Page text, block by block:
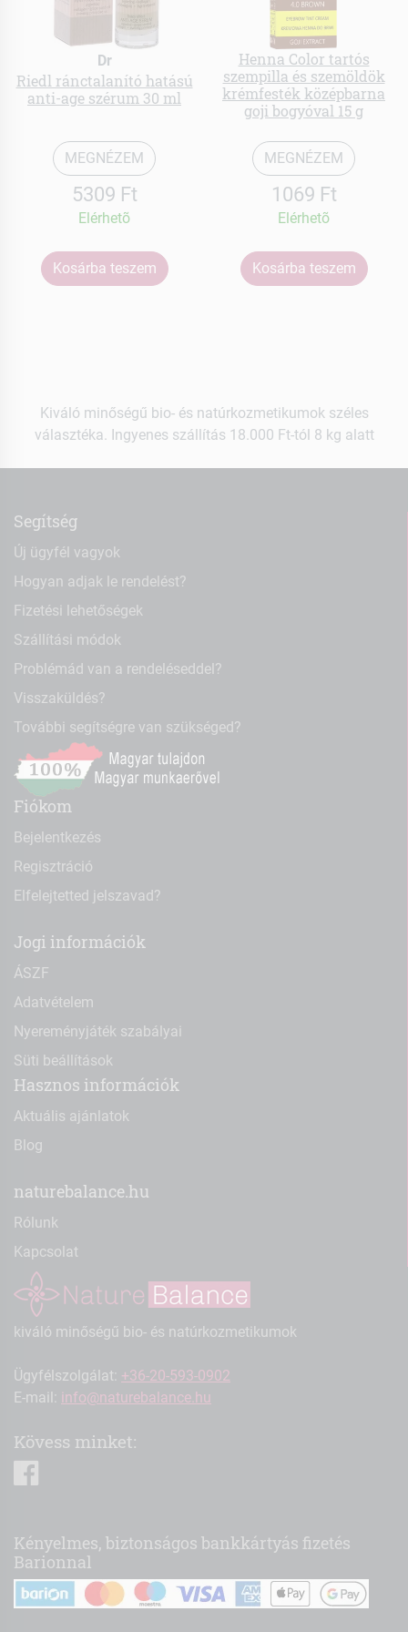
Dr
Riedl ránctalanító hatású
anti-age szérum 30 ml
MEGNÉZEM
5309 Ft
Elérhetõ
Kosárba teszem
Henna Color tartós
szempilla és szemöldök
krémfesték középbarna
goji bogyóval 15 g
MEGNÉZEM
1069 Ft
Elérhetõ
Kosárba teszem
Kiváló minőségű bio- és natúrkozmetikumok széles
választéka. Ingyenes szállítás 18.000 Ft-tól 8 kg alatt
Segítség
Új ügyfél vagyok
Hogyan adjak le rendelést?
Fizetési lehetőségek
Szállítási módok
Problémád van a rendeléseddel?
Visszaküldés?
További segítségre van szükséged?
Fiókom
Bejelentkezés
Regisztráció
Elfelejtetted jelszavad?
Jogi információk
ÁSZF
Adatvételem
Nyereményjáték szabályai
Süti beállítások
Hasznos információk
Aktuális ajánlatok
Blog
naturebalance.hu
Rólunk
Kapcsolat
kiváló minőségű bio- és natúrkozmetikumok
Ügyfélszolgálat: +36-20-593-0902
E-mail: info@naturebalance.hu
Kövess minket:
Kényelmes, biztonságos bankkártyás fizetés
Barionnal